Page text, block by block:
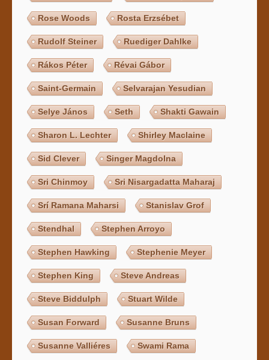
Rose Woods Rosta Erzsébet
Rudolf Steiner Ruediger Dahlke
Rákos Péter Révai Gábor
Saint-Germain Selvarajan Yesudian
Selye János Seth Shakti Gawain
Sharon L. Lechter Shirley Maclaine
Sid Clever Singer Magdolna
Sri Chinmoy Sri Nisargadatta Maharaj
Srí Ramana Maharsi Stanislav Grof
Stendhal Stephen Arroyo
Stephen Hawking Stephenie Meyer
Stephen King Steve Andreas
Steve Biddulph Stuart Wilde
Susan Forward Susanne Bruns
Susanne Valliéres Swami Rama